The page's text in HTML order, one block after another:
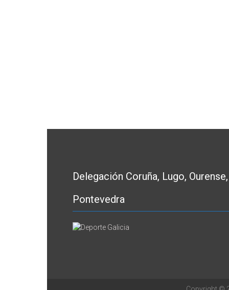
Delegación Coruña, Lugo, Ourense,
Pontevedra